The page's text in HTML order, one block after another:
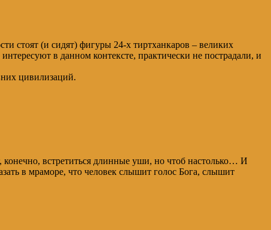
стоят (и сидят) фигуры 24-х тиртханкаров – великих
в данном контексте, практически не пострадали, и
цивилизаций.
встретиться длинные уши, но чтоб настолько… И
в мраморе, что человек слышит голос Бога, слышит